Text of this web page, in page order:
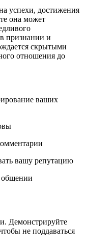
успехи, достижения
она может
признании и
скрытыми
отношения до
ваших
вашу репутацию
общении
Демонстрируйте
не поддаваться